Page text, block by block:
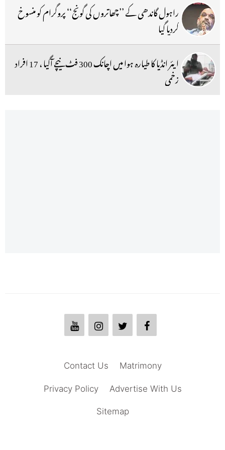
راہول گاندھی کے ’’چھاتروں کی گونج‘‘ پروگرام کو منسوخ
کردیا گیا
ایئر انڈیا کا طیارہ ہوا میں اچانک 300 فٹ نیچے آگیا ، 17 افراد
زخمی
Matrimony
Contact Us
Advertise With Us
Privacy Policy
Sitemap